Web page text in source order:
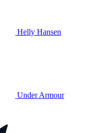
Helly Hansen
Under Armour